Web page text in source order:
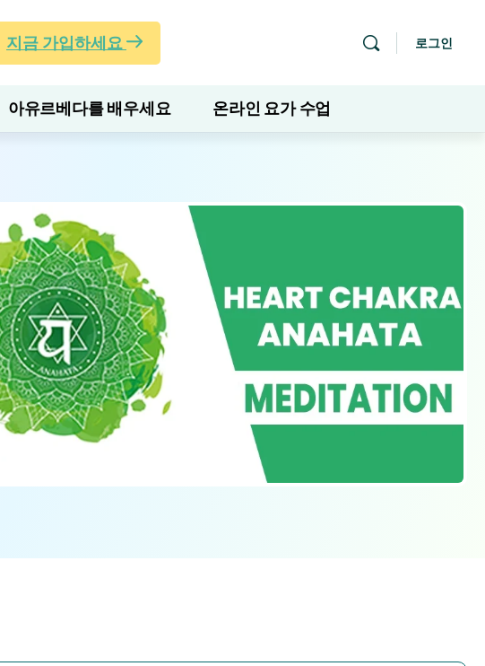
지금 가입하세요 로그인
아유르베다를 배우세요 온라인 요가 수업